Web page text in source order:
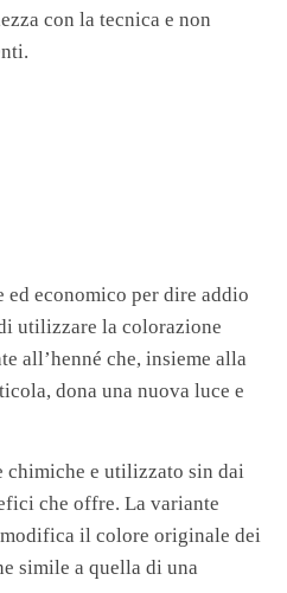
con la tecnica e non
economico per dire addio
utilizzare la colorazione
all’henné che, insieme alla
dona una nuova luce e
chimiche e utilizzato sin dai
che offre. La variante
il colore originale dei
simile a quella di una